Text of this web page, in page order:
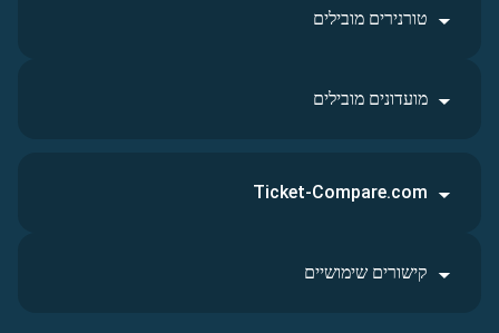
טורנירים מובילים
מועדונים מובילים
Ticket-Compare.com
קישורים שימושיים